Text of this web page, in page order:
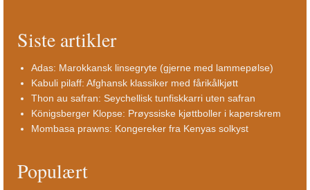
Siste artikler
Adas: Marokkansk linsegryte (gjerne med lammepølse)
Kabuli pilaff: Afghansk klassiker med fårikålkjøtt
Thon au safran: Seychellisk tunfiskkarri uten safran
Königsberger Klopse: Prøyssiske kjøttboller i kaperskrem
Mombasa prawns: Kongereker fra Kenyas solkyst
Populært